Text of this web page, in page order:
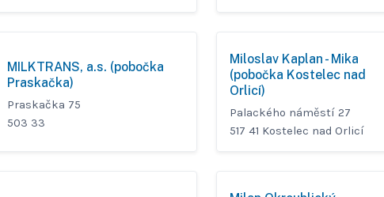
MILKTRANS, a.s. (pobočka
Praskačka)
Praskačka 75
503 33
Miloslav Kaplan - Mika
(pobočka Kostelec nad
Orlicí)
Palackého náměstí 27
517 41 Kostelec nad Orlicí